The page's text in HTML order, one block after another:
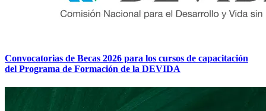
Convocatorias de Becas 2026 para los cursos de capacitación
del Programa de Formación de la DEVIDA